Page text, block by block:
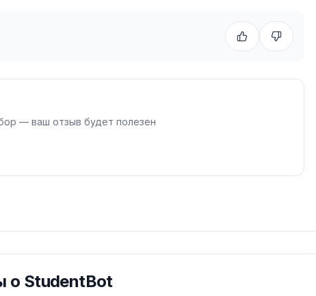
— ваш отзыв будет полезен
о StudentBot